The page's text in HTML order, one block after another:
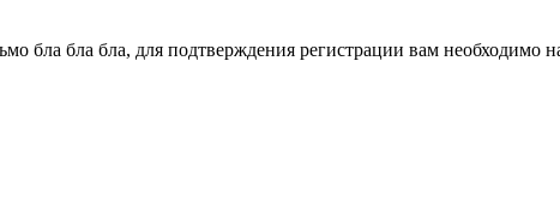
бла бла бла, для подтверждения регистрации вам необходимо